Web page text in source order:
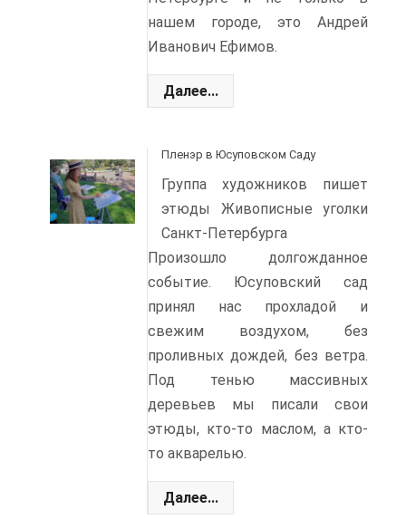
нашем городе, это Андрей
Иванович Ефимов.
Далее...
Пленэр в Юсуповском Саду
Группа художников пишет
этюды Живописные уголки
Санкт-Петербурга
Произошло долгожданное
событие. Юсуповский сад
принял нас прохладой и
свежим воздухом, без
проливных дождей, без ветра.
Под тенью массивных
деревьев мы писали свои
этюды, кто-то маслом, а кто-
то акварелью.
Далее...